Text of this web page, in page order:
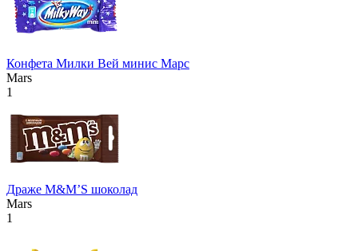
Конфета Милки Вей минис Марс
Mars
1
Драже М&М’S шоколад
Mars
1